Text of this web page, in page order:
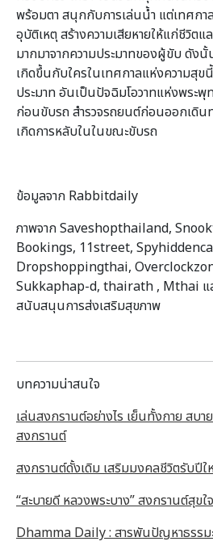
พร้อมตา สนุกกับการเล่นน้ำ แต่เทศกา
อุบัติเหตุ สร้างความเสียหายให้แก่ชีวิต
มากมาจากความประมาทของผู้ขับ ดังนั้
เกิดขึ้นกับใครในเทศกาลแห่งความสุ
ประมาท อันเป็นปัจฉิมโอวาทแห่งพระพุ
ก่อนขับรถ สำรวจรถยนต์ก่อนออกเดิน
เกิดการหลับในในขณะขับรถ
ข้อมูลจาก Rabbitdaily
ภาพจาก Saveshopthailand,
Bookings, 11street,
Dropshoppingthai,
Sukkaphap-d, thairath , Mthai แ
สนับสนุนการส่งเสริมสุขภาพ
บทความน่าสนใจ
เล่นสงกรานต์อย่างไร เย็นทั้งกาย สบา
สงกรานต์
สงกรานต์ดั้งเดิม เสริมมงคลชีวิตรับปีใ
“สะบายดี หลวงพระบาง” สงกรานต์สุข
Dhamma Daily : สารพันปัญหาธรรม